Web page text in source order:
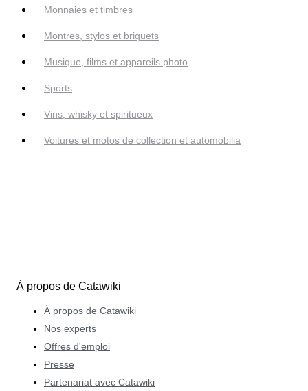
Monnaies et timbres
Montres, stylos et briquets
Musique, films et appareils photo
Sports
Vins, whisky et spiritueux
Voitures et motos de collection et automobilia
À propos de Catawiki
À propos de Catawiki
Nos experts
Offres d'emploi
Presse
Partenariat avec Catawiki